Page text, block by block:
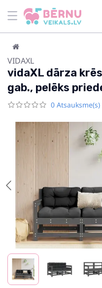
VIDAXL
vidaXL dārza
gab., pelēks
0 Atsauksme(s)